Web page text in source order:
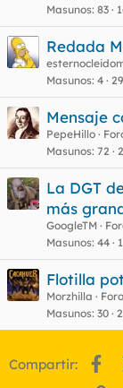
Masunos 83
Redada
Masunos 4
Mensaje
PepeHillo
Masunos 72
La DGT
más
GoogleTM
Masunos 44
Flotilla
Morzhilla
Masunos 30
Compartir: